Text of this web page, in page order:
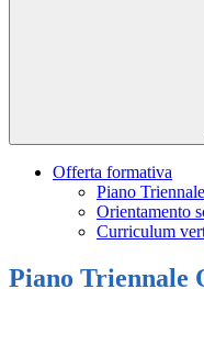
Offerta formativa
Piano
Orientamento
Curriculum
Piano Triennale